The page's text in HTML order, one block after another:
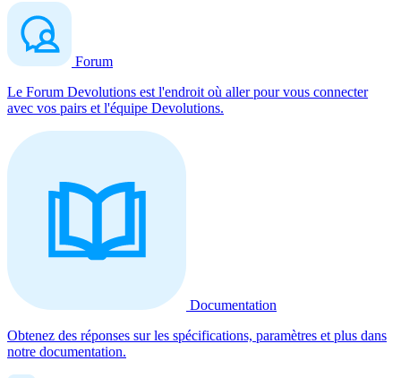
Forum
Le Forum Devolutions est l'endroit où aller pour vous connecter
avec vos pairs et l'équipe Devolutions.
Documentation
Obtenez des réponses sur les spécifications, paramètres et plus dans
notre documentation.